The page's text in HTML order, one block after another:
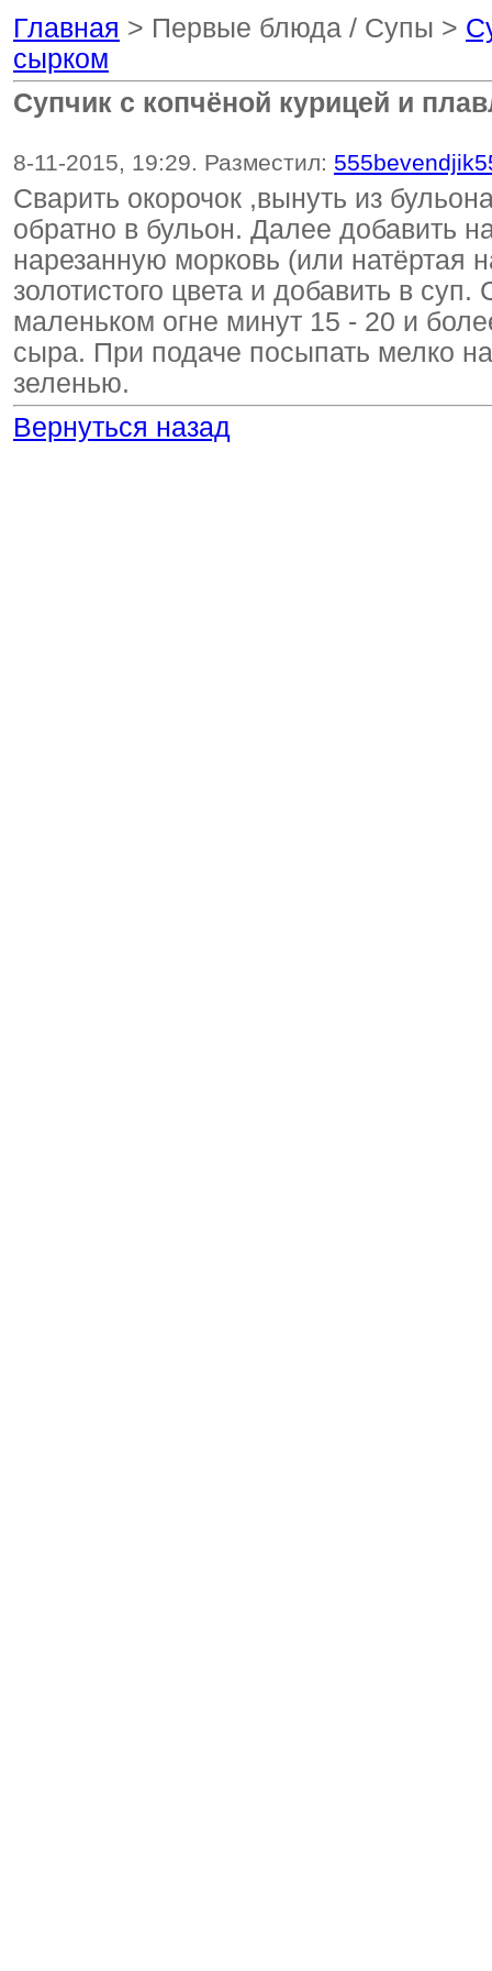
Главная > Первые блюда / Супы >
сырком
Cупчик с копчёной курицей и
8-11-2015, 19:29. Разместил:
Сварить окорочок ,вынуть из
обратно в бульон. Далее добавить
нарезанную морковь (или натёртая
золотистого цвета и добавить в
маленьком огне минут 15 - 20 и
сыра. При подаче посыпать мелко
зеленью.
Вернуться назад